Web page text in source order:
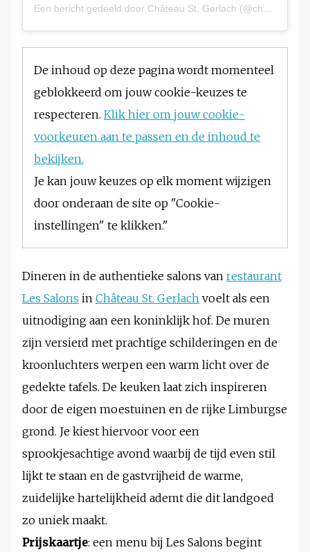
Een bericht gedeeld door Château St. Gerlach (@chateaustgerlach)
De inhoud op deze pagina wordt momenteel
geblokkeerd om jouw cookie-keuzes te
respecteren. Klik hier om jouw cookie-
voorkeuren aan te passen en de inhoud te
bekijken.
Je kan jouw keuzes op elk moment wijzigen
door onderaan de site op "Cookie-
instellingen" te klikken."
Dineren in de authentieke salons van restaurant
Les Salons in Château St. Gerlach voelt als een
uitnodiging aan een koninklijk hof. De muren
zijn versierd met prachtige schilderingen en de
kroonluchters werpen een warm licht over de
gedekte tafels. De keuken laat zich inspireren
door de eigen moestuinen en de rijke Limburgse
grond. Je kiest hiervoor voor een
sprookjesachtige avond waarbij de tijd even stil
lijkt te staan en de gastvrijheid de warme,
zuidelijke hartelijkheid ademt die dit landgoed
zo uniek maakt.
Prijskaartje: een menu bij Les Salons begint